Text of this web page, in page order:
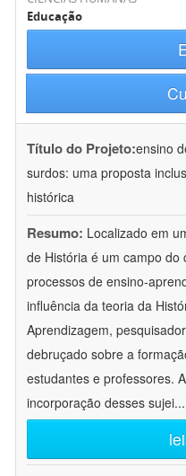
Educação
Título do Projeto:ensino
surdos: uma proposta
histórica
Resumo: Localizado em
de História é um campo
processos de ensino-
influência da teoria da
Aprendizagem,
debruçado sobre a
estudantes e professores.
incorporação desses sujei...